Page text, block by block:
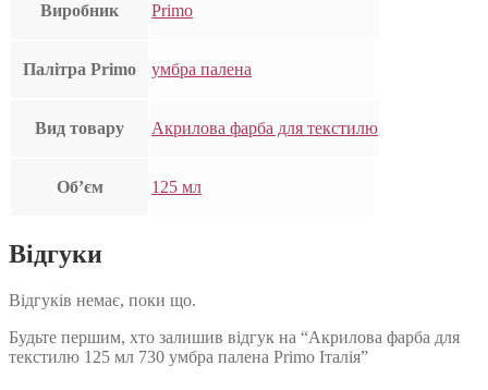
Виробник Primo
Палітра Primo умбра палена
Вид товару Акрилова фарба для текстилю
Об’єм 125 мл
Відгуки
Відгуків немає, поки що.
Будьте першим, хто залишив відгук на “Акрилова фарба для
текстилю 125 мл 730 умбра палена Primo Італія”